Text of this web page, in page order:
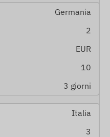
Germania
2
EUR
10
3 giorni
Italia
3